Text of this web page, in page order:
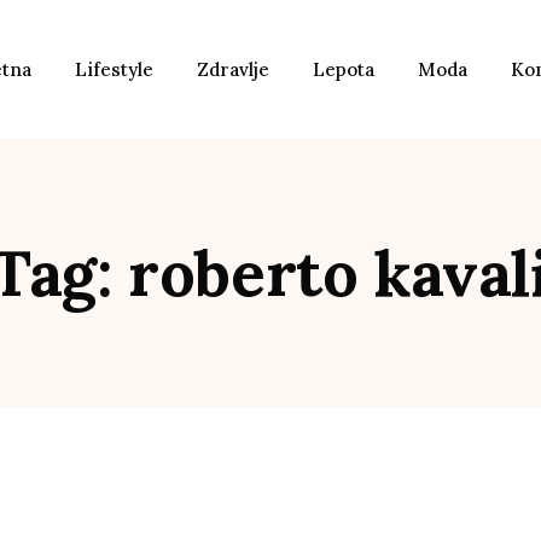
Lifestyle Zdravlje Lepota Moda
roberto